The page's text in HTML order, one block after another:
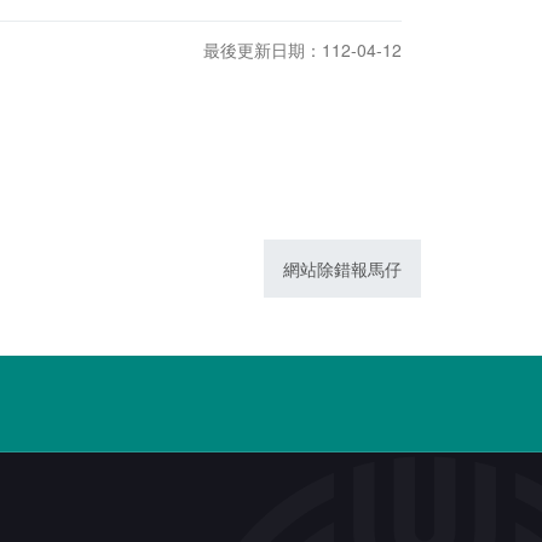
最後更新日期：112-04-12
網站除錯報馬仔